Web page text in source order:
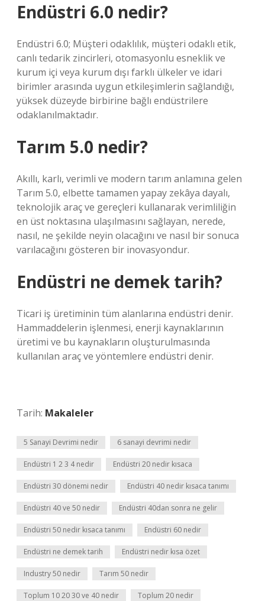
Endüstri 6.0 nedir?
Endüstri 6.0; Müşteri odaklılık, müşteri odaklı etik,
canlı tedarik zincirleri, otomasyonlu esneklik ve
kurum içi veya kurum dışı farklı ülkeler ve idari
birimler arasında uygun etkileşimlerin sağlandığı,
yüksek düzeyde birbirine bağlı endüstrilere
odaklanılmaktadır.
Tarım 5.0 nedir?
Akıllı, karlı, verimli ve modern tarım anlamına gelen
Tarım 5.0, elbette tamamen yapay zekâya dayalı,
teknolojik araç ve gereçleri kullanarak verimliliğin
en üst noktasına ulaşılmasını sağlayan, nerede,
nasıl, ne şekilde neyin olacağını ve nasıl bir sonuca
varılacağını gösteren bir inovasyondur.
Endüstri ne demek tarih?
Ticari iş üretiminin tüm alanlarına endüstri denir.
Hammaddelerin işlenmesi, enerji kaynaklarının
üretimi ve bu kaynakların oluşturulmasında
kullanılan araç ve yöntemlere endüstri denir.
Tarih: Makaleler
5 Sanayi Devrimi nedir 6 sanayi devrimi nedir
Endüstri 1 2 3 4 nedir Endüstri 20 nedir kısaca
Endüstri 30 dönemi nedir Endüstri 40 nedir kısaca tanımı
Endüstri 40 ve 50 nedir Endüstri 40dan sonra ne gelir
Endüstri 50 nedir kısaca tanımı Endüstri 60 nedir
Endüstri ne demek tarih Endüstri nedir kısa özet
Industry 50 nedir Tarım 50 nedir
Toplum 10 20 30 ve 40 nedir Toplum 20 nedir